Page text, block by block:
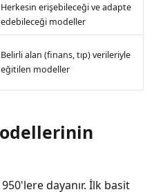
Herkesin erişebileceği ve adapte
edebileceği modeller
Belirli alan (finans, tıp) verileriyle
eğitilen modeller
dayanır. İlk basit